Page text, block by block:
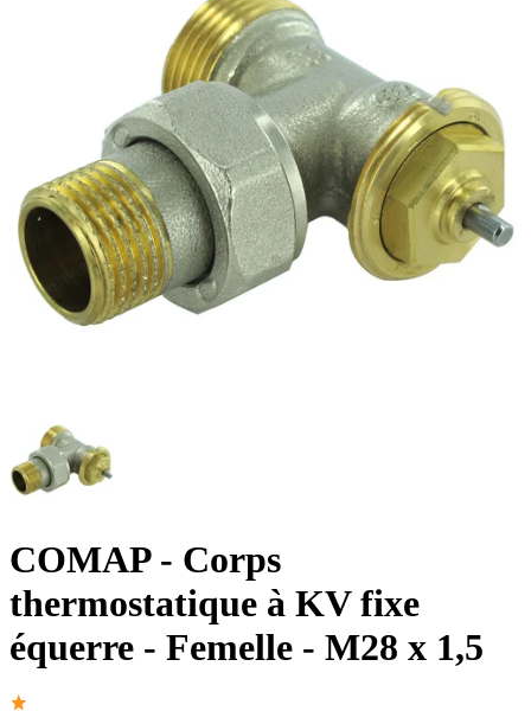
COMAP- Corps
thermostatique à KV fixe
équerre - Femelle - M28 x 1,5